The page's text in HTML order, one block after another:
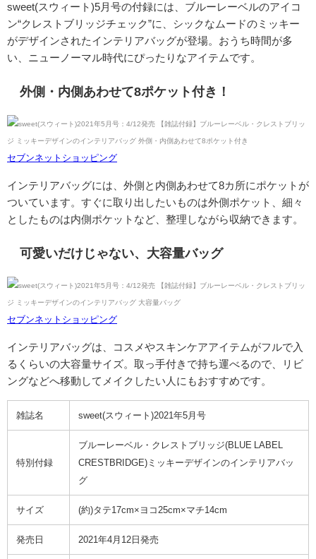
sweet(スウィート)5月号の付録には、 ブルーレーベルのアイコ
ン“クレストブリッジチェック”に、シックなムードのミッキー
がデザインされたインテリアバッグが登場。おうち時間が多
い、ニューノーマル時代にぴったりなアイテムです。
外側・内側あわせて8ポケット付き！
セブンネットショッピング
インテリアバッグには、外側と内側あわせて8カ所にポケットが
ついています。すぐに取り出したいものは外側ポケット、細々
としたものは内側ポケットなど、整理しながら収納できます。
可愛いだけじゃない、大容量バッグ
セブンネットショッピング
インテリアバッグは、コスメやスキンケアアイテムがフルで入
るくらいの大容量サイズ。取っ手付きで持ち運べるので、リビ
ングなどへ移動してメイクしたい人にもおすすめです。
雑誌名 sweet(スウィート)2021年5月号
特別付録
ブルーレーベル・クレストブリッジ(BLUE LABEL
CRESTBRIDGE)ミッキーデザインのインテリアバッ
グ
サイズ (約)タテ17cm×ヨコ25cm×マチ14cm
発売日 2021年4月12日発売